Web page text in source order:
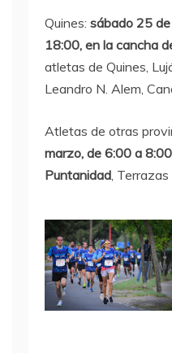
Quines: sábado 25
18:00, en la cancha
atletas de Quines,
Leandro N. Alem,
Atletas de otras
marzo, de 6:00 a
Puntanidad ,